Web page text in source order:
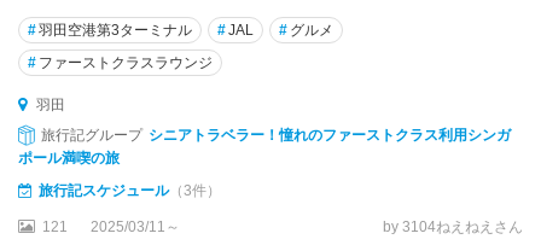
#羽田空港第3ターミナル #JAL # グルメ
# ファーストクラスラウンジ
羽田
旅行記グループ シニアトラベラー！憧れのファーストクラス利用シンガ
ポール満喫の旅
旅行記スケジュール（3件）
121 2025/03/11～ by 3104ねえねえさん